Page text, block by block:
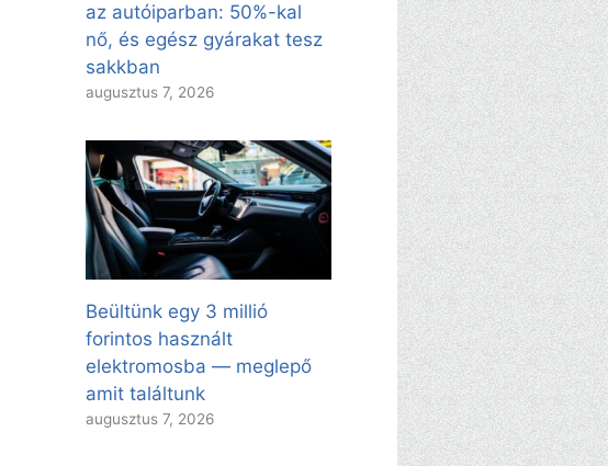
az autóiparban: 50%-kal
nő, és egész gyárakat tesz
sakkban
augusztus 7, 2026
Beültünk egy 3 millió
forintos használt
elektromosba — meglepő
amit találtunk
augusztus 7, 2026